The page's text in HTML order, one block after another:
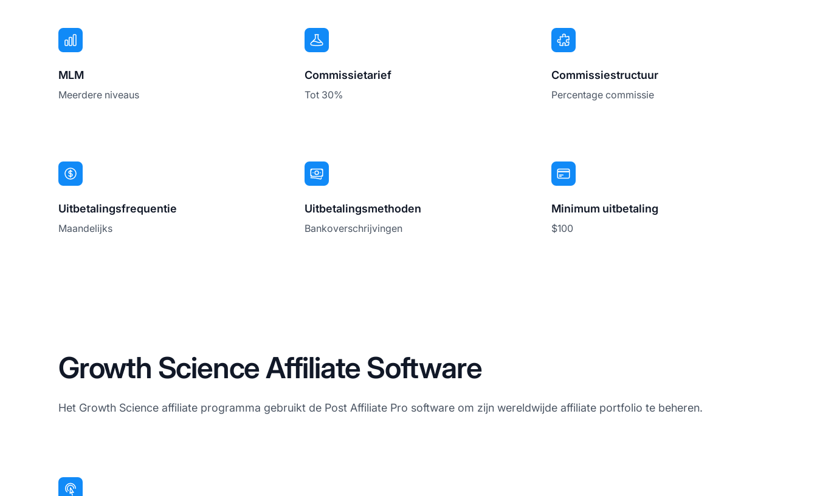
MLM
Meerdere niveaus
Commissietarief
Tot 30%
Commissiestructuur
Percentage commissie
Uitbetalingsfrequentie
Maandelijks
Uitbetalingsmethoden
Bankoverschrijvingen
Minimum uitbetaling
$100
Growth Science Affiliate Software
Het Growth Science affiliate programma gebruikt de Post Affiliate Pro software om zijn wereldwijde affiliate portfolio te beheren.